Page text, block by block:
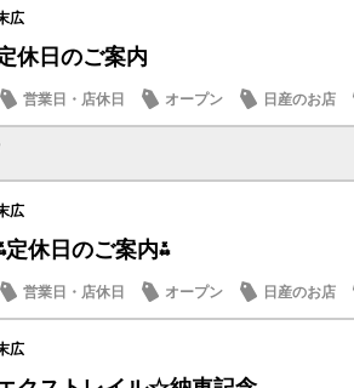
広
休日のご案内
営業日・店休日 オープン 日産のお店
広
定休日のご案内⁂
営業日・店休日 オープン 日産のお店
広